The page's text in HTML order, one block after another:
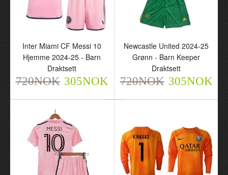
Inter Miami CF Messi 10
Hjemme 2024-25 - Barn
Draktsett
720NOK 305NOK
Newcastle United 2024-25
Grønn - Barn Keeper
Draktsett
720NOK 305NOK